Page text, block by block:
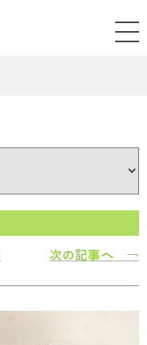
次の記事へ →